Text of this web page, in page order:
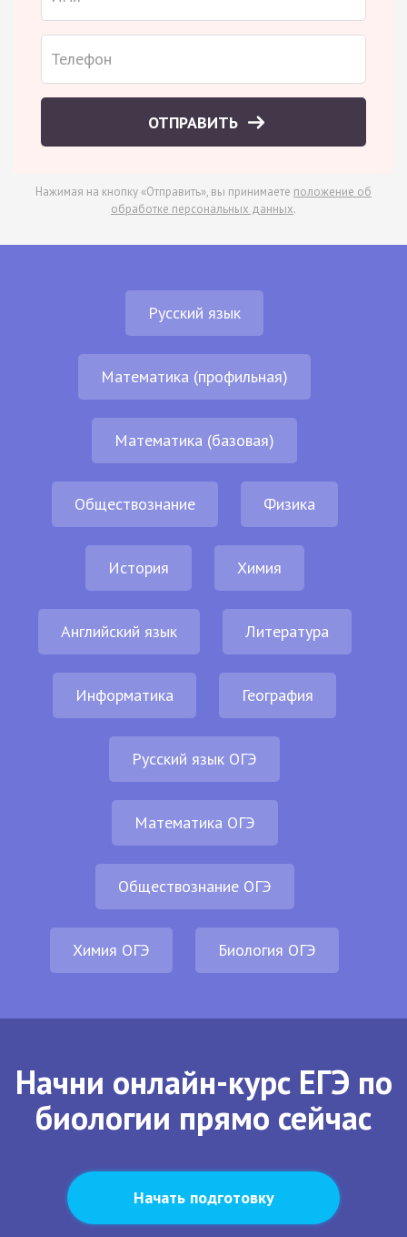
ОТПРАВИТЬ
Нажимая на кнопку «Отправить», вы принимаете положение об
обработке персональных данных.
Русский язык
Математика (профильная)
Математика (базовая)
Обществознание Физика
История Химия
Английский язык Литература
Информатика География
Русский язык ОГЭ
Математика ОГЭ
Обществознание ОГЭ
Химия ОГЭ Биология ОГЭ
Начни онлайн-курс ЕГЭ по
биологии прямо сейчас
Начать подготовку